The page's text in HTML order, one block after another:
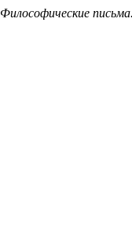
Философические